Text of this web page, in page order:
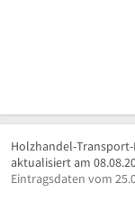
Holzhandel-
aktualisiert am
Eintragsdaten vom